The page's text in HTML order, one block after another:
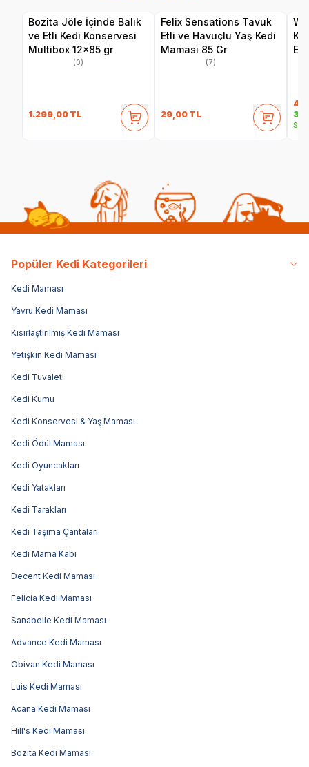
Bozita Jöle İçinde Balık
ve Etli Kedi Konservesi
Multibox 12x85 gr
(0)
1.299,00 TL
Felix Sensations Tavuk
Etli ve Havuçlu Yaş Kedi
Maması 85 Gr
(7)
29,00 TL
Eti
Popüler Kedi Kategorileri
Kedi Maması
Yavru Kedi Maması
Kısırlaştırılmış Kedi Maması
Yetişkin Kedi Maması
Kedi Tuvaleti
Kedi Kumu
Kedi Konservesi & Yaş Maması
Kedi Ödül Maması
Kedi Oyuncakları
Kedi Yatakları
Kedi Tarakları
Kedi Taşıma Çantaları
Kedi Mama Kabı
Decent Kedi Maması
Felicia Kedi Maması
Sanabelle Kedi Maması
Advance Kedi Maması
Obivan Kedi Maması
Luis Kedi Maması
Acana Kedi Maması
Hill's Kedi Maması
Bozita Kedi Maması